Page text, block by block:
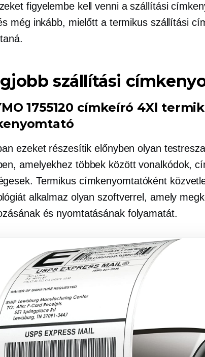
figyelembe kell venni a szállítási
még inkább, mielőtt a termikus szállítási
szállítási
1755120 címkeíró 4Xl
ezeket részesítik előnyben olyan
amelyekhez többek között vonalkódok,
Termikus címkenyomtatóként
alkalmaz olyan szoftverrel, amely
és nyomtatásának folyamatát.